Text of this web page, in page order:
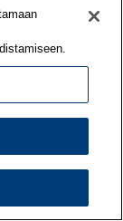
oksennuta.
Lääkehiiltä
tai
suun